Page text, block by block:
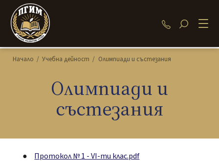
Начало / Учебна дейност / Олимпиади и състезания
034 480 286
Олимпиади и
състезания
Протокол № 1 - VI-ти клас.pdf